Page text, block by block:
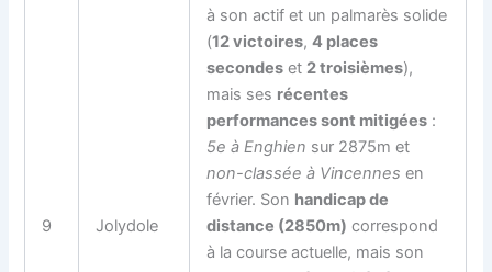
9 Jolydole
à son actif et un palmarès solide
(12 victoires,4 places
secondes et 2 troisièmes),
mais ses récentes
performances sont mitigées :
5e à Enghien sur 2875m et
non-classée à Vincennes en
février. Son handicap de
distance (2850m) correspond
à la course actuelle, mais son